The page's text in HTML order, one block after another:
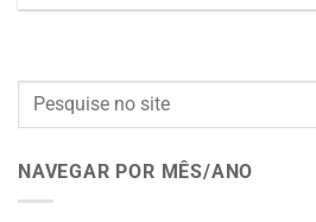
NAVEGAR POR MÊS/ANO